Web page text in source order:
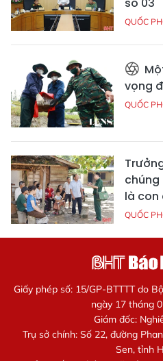
số 03
QUỐC
vọng
QUỐC
chúng
là con
QUỐC
Giấy phép số: 15/GP-BTTTT do
ngày 17 tháng
Giám đốc:
Trụ sở chính: Số 22, đường
Sen, tỉnh